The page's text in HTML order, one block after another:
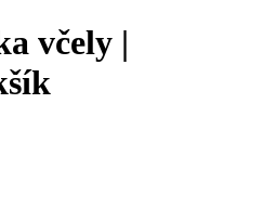
včely |